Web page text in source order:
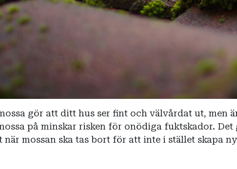
gör att ditt hus ser fint och välvårdat ut, men
på minskar risken för onödiga fuktskador. Det
mossan ska tas bort för att inte i stället skapa